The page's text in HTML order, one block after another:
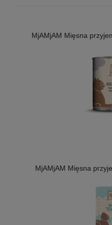
MjAMjAM Mięsna
MjAMjAM Mięsna